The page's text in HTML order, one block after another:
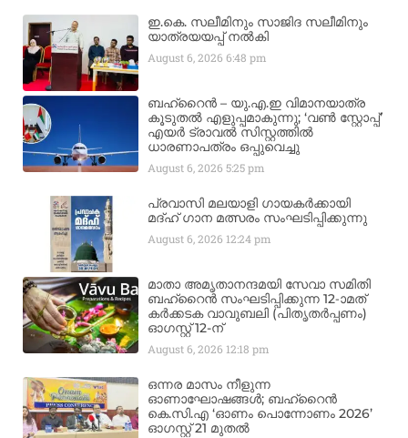
ഇ.കെ. സലീമിനും സാജിദ സലീമിനും
യാത്രയയപ്പ് നൽകി
August 6, 20266:48 pm
ബഹ്‌റൈൻ – യു.എ.ഇ വിമാനയാത്ര
കൂടുതൽ എളുപ്പമാകുന്നു; ‘വൺ സ്റ്റോപ്പ്’
എയർ ട്രാവൽ സിസ്റ്റത്തിൽ
ധാരണാപത്രം ഒപ്പുവെച്ചു
August 6, 20265:25 pm
പ്രവാസി മലയാളി ഗായകർക്കായി
മദ്ഹ് ഗാന മത്സരം സംഘടിപ്പിക്കുന്നു
August 6, 2026 12:24 pm
മാതാ അമൃതാനന്ദമയി സേവാ സമിതി
ബഹ്‌റൈൻ സംഘടിപ്പിക്കുന്ന 12-ാമത്
കർക്കടക വാവുബലി (പിതൃതർപ്പണം)
ഓഗസ്റ്റ് 12-ന്
August 6, 2026 12:18 pm
ഒന്നര മാസം നീളുന്ന
ഓണാഘോഷങ്ങൾ; ബഹ്‌റൈൻ
കെ.സി.എ ‘ഓണം പൊന്നോണം 2026’
ഓഗസ്റ്റ് 21 മുതൽ